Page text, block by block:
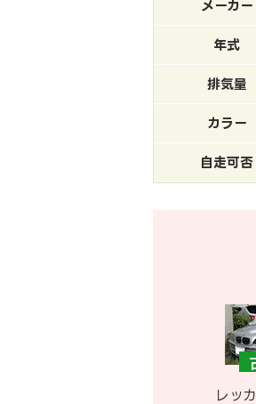
メーカー
年式
排気量
カラー
自走可否
レッ